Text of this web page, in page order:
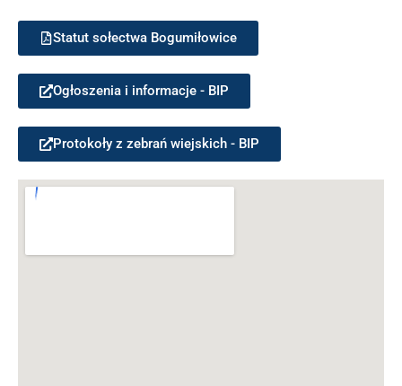
Statut sołectwa Bogumiłowice
Ogłoszenia i informacje - BIP
Protokoły z zebrań wiejskich - BIP